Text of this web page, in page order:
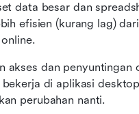
data besar dan
efisien (kurang lag)
akses dan penyuntingan
di aplikasi
perubahan nanti.